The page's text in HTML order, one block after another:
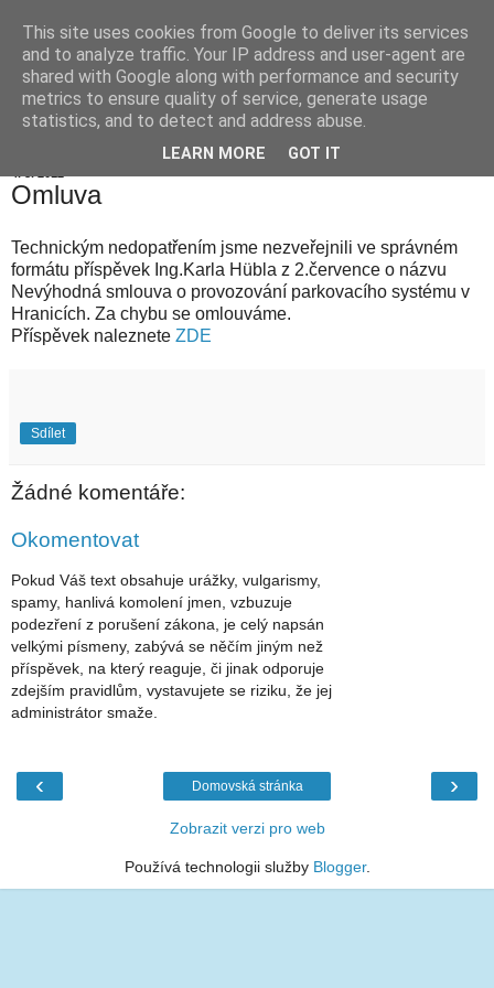
Hranické listy
Omluva
Technickým nedopatřením jsme nezveřejnili ve správném
formátu příspěvek Ing.Karla Hübla z 2.července o názvu
Nevýhodná smlouva o provozování parkovacího systému v
Hranicích. Za chybu se omlouváme.
Příspěvek naleznete ZDE
Sdílet
Žádné komentáře:
Okomentovat
Pokud Váš text obsahuje urážky, vulgarismy,
spamy, hanlivá komolení jmen, vzbuzuje
podezření z porušení zákona, je celý napsán
velkými písmeny, zabývá se něčím jiným než
příspěvek, na který reaguje, či jinak odporuje
zdejším pravidlům, vystavujete se riziku, že jej
administrátor smaže.
‹ ›
Domovská stránka
Zobrazit verzi pro web
Používá technologii služby Blogger.
This site uses cookies from Google to deliver its services
and to analyze traffic. Your IP address and user-agent are
shared with Google along with performance and security
metrics to ensure quality of service, generate usage
statistics, and to detect and address abuse.
LEARN MORE GOT IT